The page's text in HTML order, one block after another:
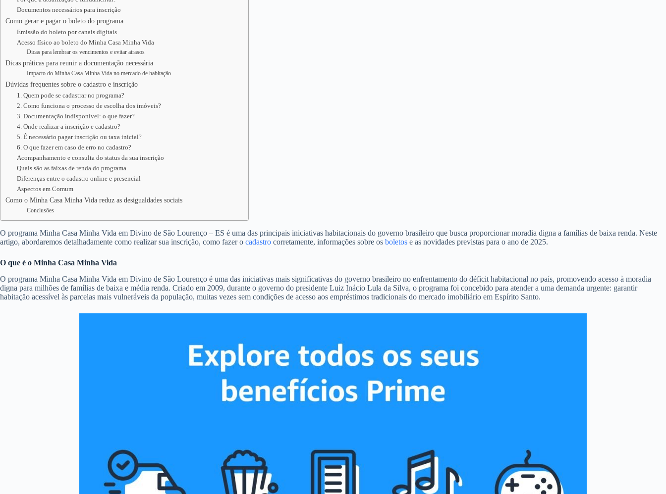
Documentos necessários para inscrição
Como gerar e pagar o boleto do programa
Emissão do boleto por canais digitais
Acesso físico ao boleto do Minha Casa Minha Vida
Dicas para lembrar os vencimentos e evitar atrasos
Dicas práticas para reunir a documentação necessária
Impacto do Minha Casa Minha Vida no mercado de habitação
Dúvidas frequentes sobre o cadastro e inscrição
1. Quem pode se cadastrar no programa?
2. Como funciona o processo de escolha dos imóveis?
3. Documentação indisponível: o que fazer?
4. Onde realizar a inscrição e cadastro?
5. É necessário pagar inscrição ou taxa inicial?
6. O que fazer em caso de erro no cadastro?
Acompanhamento e consulta do status da sua inscrição
Quais são as faixas de renda do programa
Diferenças entre o cadastro online e presencial
Aspectos em Comum
Como o Minha Casa Minha Vida reduz as desigualdades sociais
Conclusões
O programa Minha Casa Minha Vida em Divino de São Lourenço – ES é uma das principais iniciativas habitacionais do governo brasileiro que busca proporcionar moradia digna a famílias de baixa renda. Neste
artigo, abordaremos detalhadamente como realizar sua inscrição, como fazer o cadastro corretamente, informações sobre os boletos e as novidades previstas para o ano de 2025.
O que é o Minha Casa Minha Vida
O programa Minha Casa Minha Vida em Divino de São Lourenço é uma das iniciativas mais significativas do governo brasileiro no enfrentamento do déficit habitacional no país, promovendo acesso à moradia
digna para milhões de famílias de baixa e média renda. Criado em 2009, durante o governo do presidente Luiz Inácio Lula da Silva, o programa foi concebido para atender a uma demanda urgente: garantir
habitação acessível às parcelas mais vulneráveis da população, muitas vezes sem condições de acesso aos empréstimos tradicionais do mercado imobiliário em Espírito Santo.